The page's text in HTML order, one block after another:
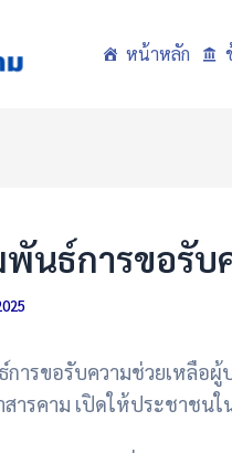
หน้าหลัก
นธ์การขอรับ
ารขอรับความช่วยเหลือผู้
สารคาม เปิดให้ประชาชน